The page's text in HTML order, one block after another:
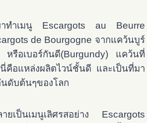
าทำเมนู Escargots au Beurre
de Bourgogne จากแคว้นบูร์
หรือเบอร์กันดี(Burgundy) แคว้นที่
นี่คือแหล่งผลิตไวน์ชั้นดี และเป็นที่มา
ดับต้นๆของโลก
ายเป็นเมนูเลิศรสอย่าง Escargots